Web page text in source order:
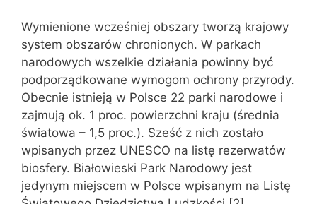
Wymienione wcześniej obszary tworzą krajowy
system obszarów chronionych. W parkach
narodowych wszelkie działania powinny być
podporządkowane wymogom ochrony przyrody.
Obecnie istnieją w Polsce 22 parki narodowe i
zajmują ok. 1 proc. powierzchni kraju (średnia
światowa – 1,5 proc.). Sześć z nich zostało
wpisanych przez UNESCO na listę rezerwatów
biosfery. Białowieski Park Narodowy jest
jedynym miejscem w Polsce wpisanym na Listę